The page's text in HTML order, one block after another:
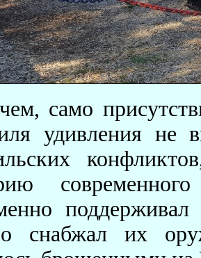
само
удивления не
снабжал их